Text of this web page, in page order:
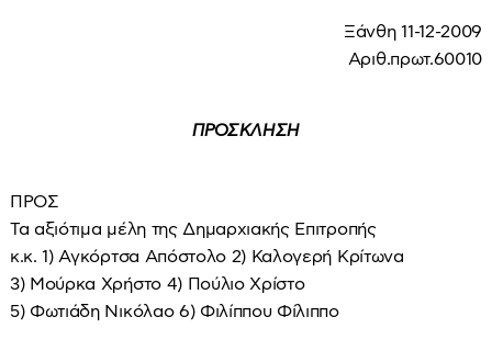
Ξάνθη 11-12-2009
Αριθ.πρωτ.60010
ΠΡΟΣΚΛΗΣΗ
ΠΡΟΣ
Τα αξιότιμα μέλη της Δημαρχιακής Επιτροπής
κ.κ. 1) Αγκόρτσα Απόστολο 2) Καλογερή Κρίτωνα
3) Μούρκα Χρήστο 4) Πούλιο Χρίστο
5) Φωτιάδη Νικόλαο 6) Φιλίππου Φίλιππο